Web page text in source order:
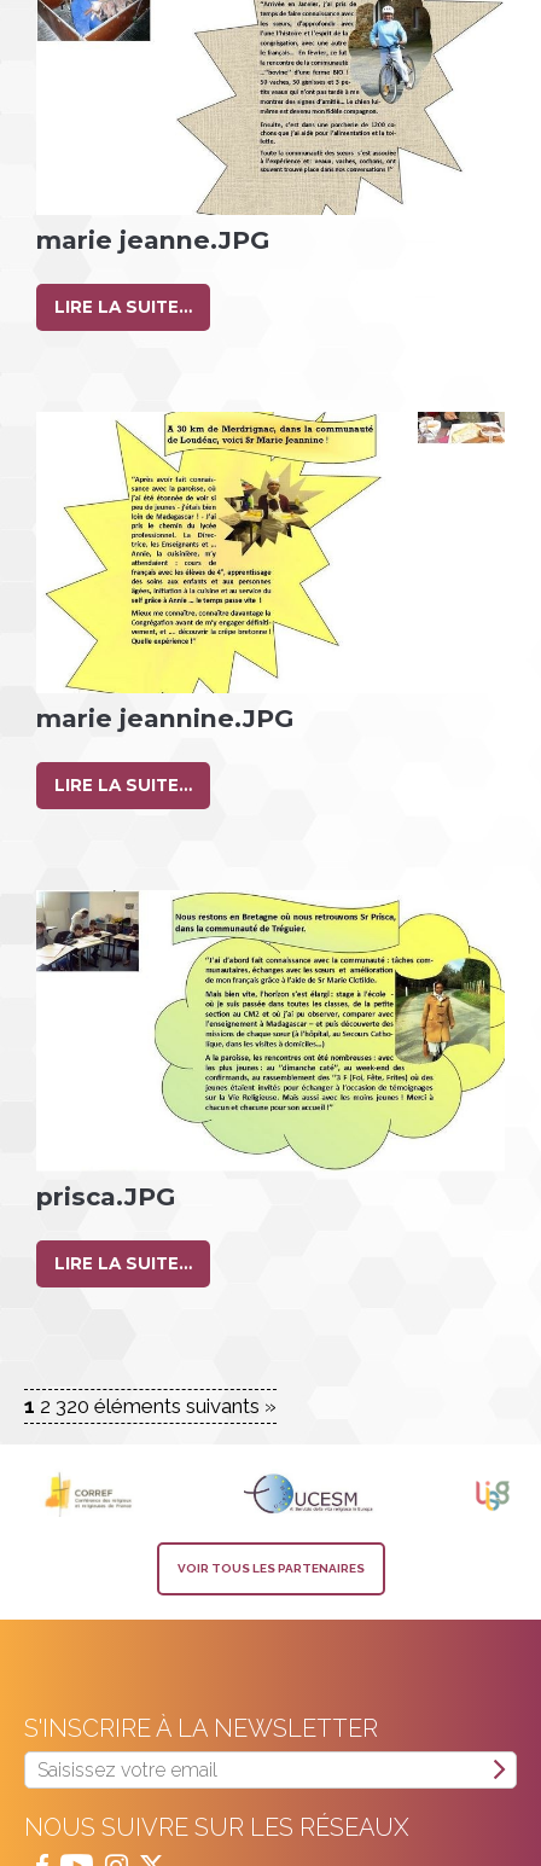
marie jeanne.JPG
LIRE LA SUITE…
marie jeannine.JPG
LIRE LA SUITE…
prisca.JPG
LIRE LA SUITE…
20 éléments suivants »
1 2 3
VOIR TOUS LES PARTENAIRES
S'INSCRIRE À LA NEWSLETTER
NOUS SUIVRE SUR LES RÉSEAUX